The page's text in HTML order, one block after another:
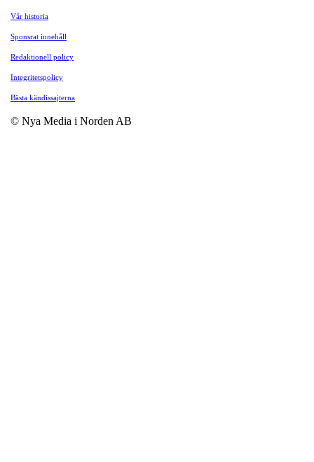
Vår historia
Sponsrat innehåll
Redaktionell policy
Integritetspolicy
Bästa kändissajterna
© Nya Media i Norden AB